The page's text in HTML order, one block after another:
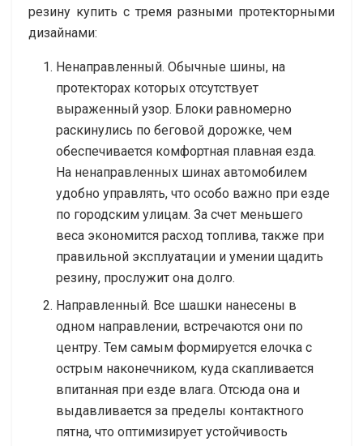
резину купить с тремя разными протекторными
дизайнами:
Ненаправленный. Обычные шины, на
протекторах которых отсутствует
выраженный узор. Блоки равномерно
раскинулись по беговой дорожке, чем
обеспечивается комфортная плавная езда.
На ненаправленных шинах автомобилем
удобно управлять, что особо важно при езде
по городским улицам. За счет меньшего
веса экономится расход топлива, также при
правильной эксплуатации и умении щадить
резину, прослужит она долго.
Направленный. Все шашки нанесены в
одном направлении, встречаются они по
центру. Тем самым формируется елочка с
острым наконечником, куда скапливается
впитанная при езде влага. Отсюда она и
выдавливается за пределы контактного
пятна, что оптимизирует устойчивость